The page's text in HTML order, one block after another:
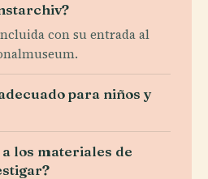
con su entrada al
para niños y
los materiales de